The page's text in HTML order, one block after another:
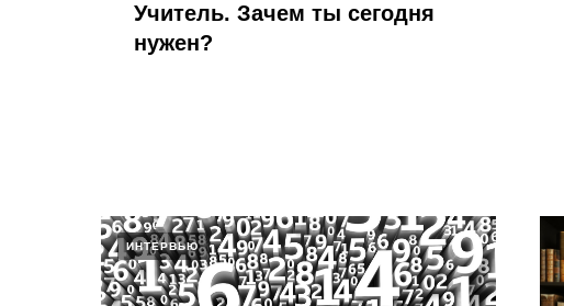
Учитель. Зачем ты сегодня
нужен?
ИНТЕРВЬЮ